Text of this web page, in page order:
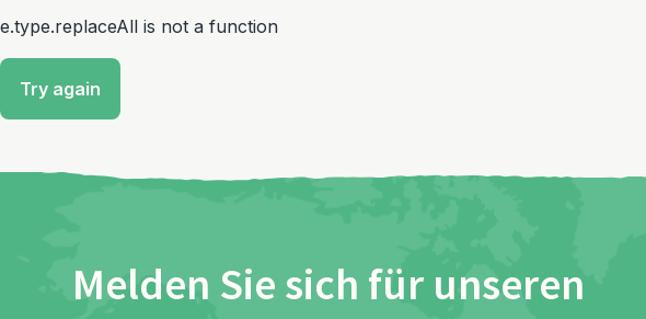
e.type.replaceAll is not a function
Try again
Melden Sie sich für unseren